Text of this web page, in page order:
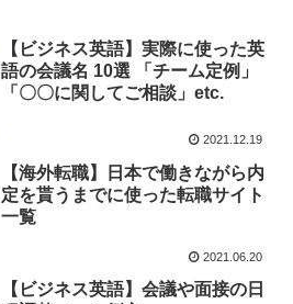
【ビジネス英語】実際に使った英
語の会議名 10選 「チーム定例」
「〇〇に関してご相談」etc.
2021.12.19
【海外転職】日本で働きながら内
定を貰うまでに使った転職サイト
一覧
2021.06.20
【ビジネス英語】会議や面接の日